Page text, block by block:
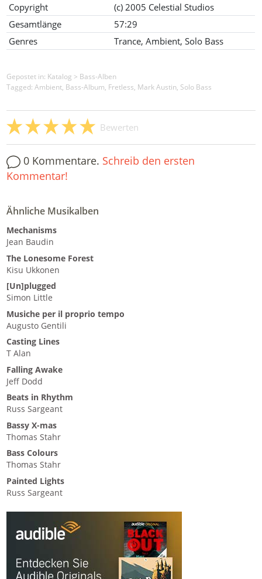
Copyright
(c) 2005 Celestial Studios
Gesamtlänge
57:29
Genres
Trance, Ambient, Solo Bass
Gepostet in: Katalog > Bass-Alben
Tagged: Ambient, Bass-Album, Fretless, Mark Austin, Solo Bass
Bewerten
0 Kommentare. Schreib den ersten
Kommentar!
Ähnliche Musikalben
Mechanisms
Jean Baudin
The Lonesome Forest
Kisu Ukkonen
[Un]plugged
Simon Little
Musiche per il proprio tempo
Augusto Gentili
Casting Lines
T Alan
Falling Awake
Jeff Dodd
Beats in Rhythm
Russ Sargeant
Bassy X-mas
Thomas Stahr
Bass Colours
Thomas Stahr
Painted Lights
Russ Sargeant